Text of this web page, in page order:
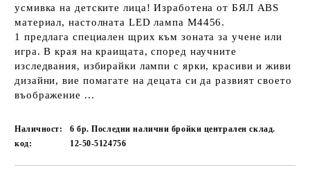
усмивка на детските лица! Изработена от БЯЛ ABS
материал, настолната LED лампа Μ4456.
1 предлага специален щрих към зоната за учене или
игра. В края на краищата, според научните
изследвания, избирайки лампи с ярки, красиви и живи
дизайни, вие помагате на децата си да развият своето
въображение ...
Наличност:
6 бр. Последни налични бройки централен склад.
код:
12-50-5124756